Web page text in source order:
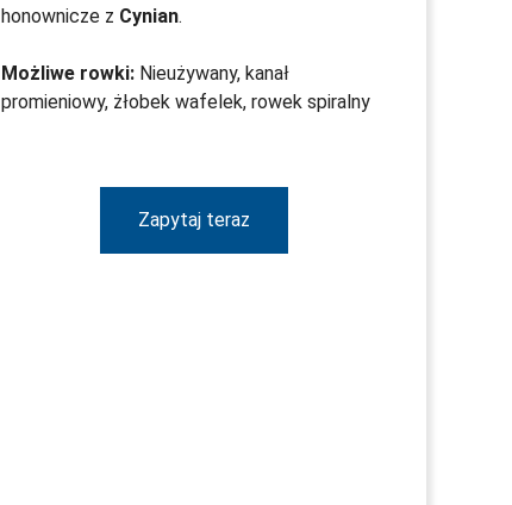
honownicze z Cynian.
Możliwe rowki:Nieużywany, kanał
promieniowy, żłobek wafelek, rowek spiralny
Zapytaj teraz